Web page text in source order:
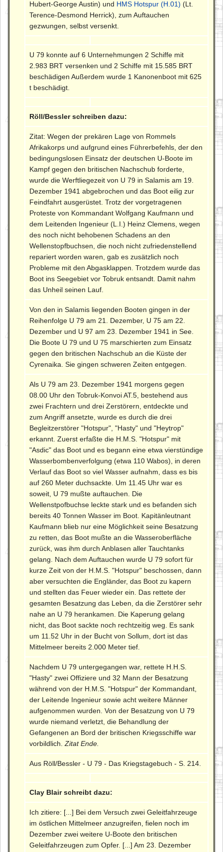
Hubert-George Austin) und HMS Hotspur (H.01) (Lt.
Terence-Desmond Herrick), zum Auftauchen
gezwungen, selbst versenkt.
U 79 konnte auf 6 Unternehmungen 2 Schiffe mit
2.983 BRT versenken und 2 Schiffe mit 15.585 BRT
beschädigen Außerdem wurde 1 Kanonenboot mit 625
t beschädigt.
Röll/Bessler schreiben dazu:
Zitat: Wegen der prekären Lage von Rommels
Afrikakorps und aufgrund eines Führerbefehls, der den
bedingungslosen Einsatz der deutschen U-Boote im
Kampf gegen den britischen Nachschub forderte,
wurde die Werftliegezeit von U 79 in Salamis am 19.
Dezember 1941 abgebrochen und das Boot eilig zur
Feindfahrt ausgerüstet. Trotz der vorgetragenen
Proteste von Kommandant Wolfgang Kaufmann und
dem Leitenden Ingenieur (L.I.) Heinz Clemens, wegen
des noch nicht behobenen Schadens an den
Wellenstopfbuchsen, die noch nicht zufriedenstellend
repariert worden waren, gab es zusätzlich noch
Probleme mit den Abgasklappen. Trotzdem wurde das
Boot ins Seegebiet vor Tobruk entsandt. Damit nahm
das Unheil seinen Lauf.
Von den in Salamis liegenden Booten gingen in der
Reihenfolge U 79 am 21. Dezember, U 75 am 22.
Dezember und U 97 am 23. Dezember 1941 in See.
Die Boote U 79 und U 75 marschierten zum Einsatz
gegen den britischen Nachschub an die Küste der
Cyrenaika. Sie gingen schweren Zeiten entgegen.
Als U 79 am 23. Dezember 1941 morgens gegen
08.00 Uhr den Tobruk-Konvoi AT.5, bestehend aus
zwei Frachtern und drei Zerstörern, entdeckte und
zum Angriff ansetzte, wurde es durch die drei
Begleitzerstörer "Hotspur", "Hasty" und "Heytrop"
erkannt. Zuerst erfaßte die H.M.S. "Hotspur" mit
"Asdic" das Boot und es begann eine etwa vierstündige
Wasserbombenverfolgung (etwa 110 Wabos), in deren
Verlauf das Boot so viel Wasser aufnahm, dass es bis
auf 260 Meter duchsackte. Um 11.45 Uhr war es
soweit, U 79 mußte auftauchen. Die
Wellenstpofbuchse leckte stark und es befanden sich
bereits 40 Tonnen Wasser im Boot. Kapitänleutnant
Kaufmann blieb nur eine Möglichkeit seine Besatzung
zu retten, das Boot mußte an die Wasseroberfläche
zurück, was ihm durch Anblasen aller Tauchtanks
gelang. Nach dem Auftauchen wurde U 79 sofort für
kurze Zeit von der H.M.S. "Hotspur" beschossen, dann
aber versuchten die Engländer, das Boot zu kapern
und stellten das Feuer wieder ein. Das rettete der
gesamten Besatzung das Leben, da die Zerstörer sehr
nahe an U 79 herankamen. Die Kaperung gelang
nicht, das Boot sackte noch rechtzeitig weg. Es sank
um 11.52 Uhr in der Bucht von Sollum, dort ist das
Mittelmeer bereits 2.000 Meter tief.
Nachdem U 79 untergegangen war, rettete H.H.S.
"Hasty" zwei Offiziere und 32 Mann der Besatzung
während von der H.M.S. "Hotspur" der Kommandant,
der Leitende Ingenieur sowie acht weitere Männer
aufgenommen wurden. Von der Besatzung von U 79
wurde niemand verletzt, die Behandlung der
Gefangenen an Bord der britischen Kriegsschiffe war
vorbildlich. Zitat Ende.
Aus Röll/Bessler - U 79 - Das Kriegstagebuch - S. 214.
Clay Blair schreibt dazu:
Ich zitiere: [...] Bei dem Versuch zwei Geleitfahrzeuge
im östlichen Mittelmeer anzugreifen, fielen noch im
Dezember zwei weitere U-Boote den britischen
Geleitfahrzeugen zum Opfer. [...] Am 23. Dezember